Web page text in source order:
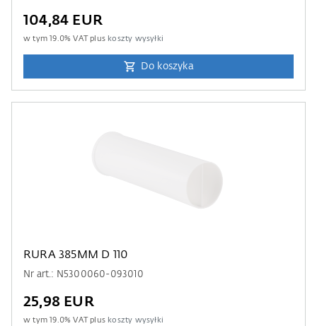
104,84 EUR
w tym19.0% VAT plus koszty wysyłki
Do koszyka
RURA 385MM D 110
Nr art.: N5300060-093010
25,98 EUR
w tym19.0% VAT plus koszty wysyłki